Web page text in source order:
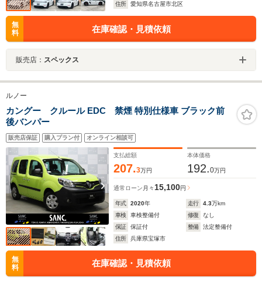
住所
愛知県名古屋市北区
無
料
在庫確認・見積依頼
販売店： スペックス
ルノー
カングー クルール EDC 禁煙 特別仕様車 ブラック前
後バンパー
販売店保証 購入プラン付 オンライン相談可
支払総額
207.3万円
本体価格
192.0万円
通常ローン 月々 15,100円
年式 2020年 走行 4.3万km
車検
車検整備付 修復
なし
保証
保証付 整備
法定整備付
住所
兵庫県宝塚市
無
料
在庫確認・見積依頼